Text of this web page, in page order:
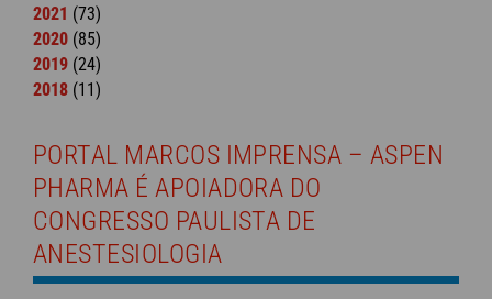
PORTAL MARCOS IMPRENSA – ASPEN
PHARMA É APOIADORA DO
CONGRESSO PAULISTA DE
ANESTESIOLOGIA
2021 (73)
2020 (85)
2019 (24)
2018 (11)